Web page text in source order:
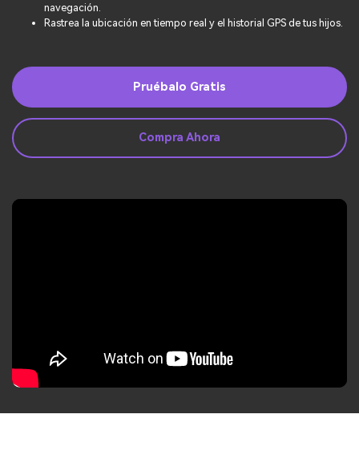
Guías Prácticas
Ver Más >
Abre La App
navegación.
Rastrea la ubicación en tiempo real y el historial GPS de tus hijos.
Pruébalo Gratis
Compra Ahora